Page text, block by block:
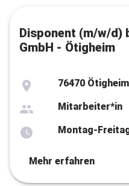
Disponent (m/w/d)
GmbH - Ötigheim
76470
Mitarbeiter*in
Montag-
Mehr erfahren